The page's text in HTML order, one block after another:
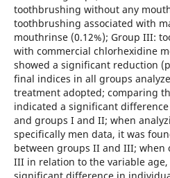
toothbrushing without any
toothbrushing associated with
mouthrinse (0.12%); Group III:
with commercial chlorhexidine
showed a significant reduction
final indices in all groups
treatment adopted; comparing
indicated a significant
and groups I and II; when
specifically men data, it was
between groups II and III;
III in relation to the variable age,